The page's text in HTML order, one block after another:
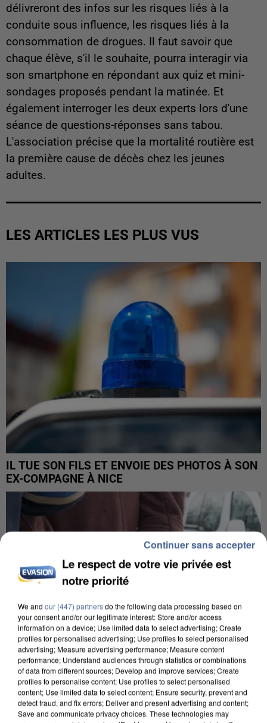
délivreront des infos sur les risques liés à la
conduite sous influence, les risques liés à la
consommation de drogues. Il faut savoir que
chaque élève, s'il le souhaite, pourra interagir via
son smartphone en répondant aux quiz et mini-
sondages proposés pendant la matinée. Et
également interroger les deux experts lors d'une
séance de questions-réponses sans tabou.
L'association précise que la mortalité routière est
la première cause de décès chez les jeunes
adultes.
LES ARTICLES LES PLUS VUS
IL TUE SON FILS ET ENVOIE DES PHOTOS À SON
EX-COMPAGNE À NICE
L’UN DES FONDATEURS SUPPOSÉS DE LA DZ
MAFIA INTERPELLÉ EN ALGÉRIE
Le respect de votre vie privée est
notre priorité
We and our (447) partnersdo the following data processing based on
your consent and/or our legitimate interest: Store and/or access
information on a device; Use limited data to select advertising; Create
profiles for personalised advertising; Use profiles to select personalised
advertising; Measure advertising performance; Measure content
performance; Understand audiences through statistics or combinations
of data from different sources; Develop and improve services; Create
profiles to personalise content; Use profiles to select personalised
content; Use limited data to select content; Ensure security, prevent and
detect fraud, and fix errors; Deliver and present advertising and content;
Save and communicate privacy choices. These technologies may
Continuer sans accepter